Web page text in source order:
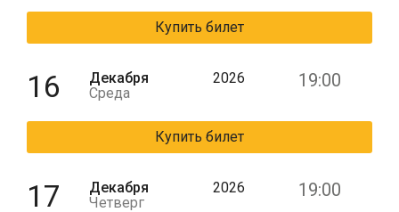
Купить билет
16
Декабря
Среда
2026 19:00
Купить билет
17
Декабря
Четверг
2026 19:00